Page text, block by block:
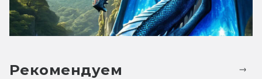
Рекомендуем